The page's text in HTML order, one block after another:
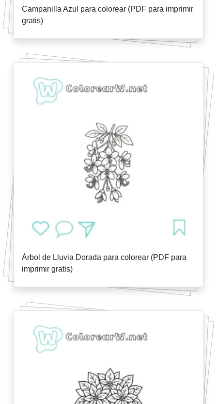
Campanilla Azul para colorear (PDF para imprimir
gratis)
Árbol de Lluvia Dorada para colorear (PDF para
imprimir gratis)